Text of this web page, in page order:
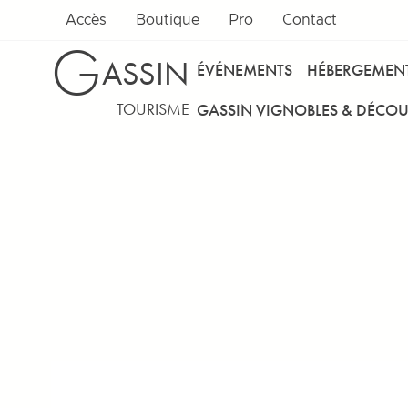
Accès Boutique Pro Contact
GASSIN
TOURISME
ÉVÉNEMENTS
GASSIN VIGNOBLES &